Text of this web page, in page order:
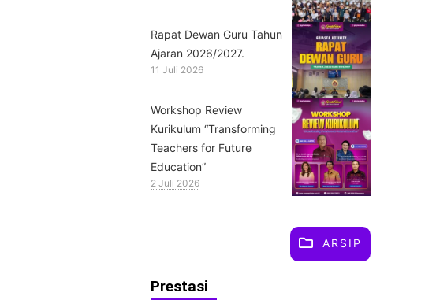
Rapat Dewan Guru Tahun
Ajaran 2026/2027.
11 Juli 2026
Workshop Review
Kurikulum “Transforming
Teachers for Future
Education”
2 Juli 2026
ARSIP
Prestasi